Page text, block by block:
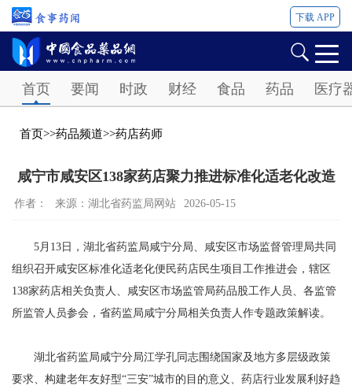
下载 APP
首页 要闻 时政 财经 食品 药品 医疗
首页>>药品频道>>药店药师
咸宁市咸安区138家药店聚力推进标准化适老化改造
作者： 来源：湖北省药监局网站 2026-05-15
5月13日，湖北省药监局咸宁分局、咸安区市场监督管理局共同
组织召开咸安区标准化适老化便民药店民生项目工作推进会，辖区
138家药店相关负责人、咸安区市场监管局药品股工作人员、各监管
所监管人员参会，省药监局咸宁分局相关负责人作专题政策解读。
湖北省药监局咸宁分局江学孔同志围绕国家及地方多层级政策
要求、构建老年友好型“三安”城市的目的意义、药店行业发展利好趋